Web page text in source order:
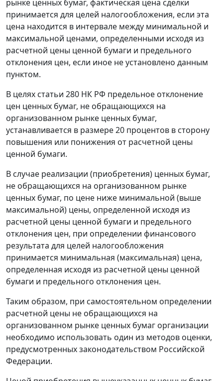
рынке ценных бумаг, фактическая цена сделки
принимается для целей налогообложения, если эта
цена находится в интервале между минимальной и
максимальной ценами, определенными исходя из
расчетной цены ценной бумаги и предельного
отклонения цен, если иное не установлено данным
пунктом.
В целях статьи 280 НК РФ предельное отклонение
цен ценных бумаг, не обращающихся на
организованном рынке ценных бумаг,
устанавливается в размере 20 процентов в сторону
повышения или понижения от расчетной цены
ценной бумаги.
В случае реализации (приобретения) ценных бумаг,
не обращающихся на организованном рынке
ценных бумаг, по цене ниже минимальной (выше
максимальной) цены, определенной исходя из
расчетной цены ценной бумаги и предельного
отклонения цен, при определении финансового
результата для целей налогообложения
принимается минимальная (максимальная) цена,
определенная исходя из расчетной цены ценной
бумаги и предельного отклонения цен.
Таким образом, при самостоятельном определении
расчетной цены не обращающихся на
организованном рынке ценных бумаг организации
необходимо использовать один из методов оценки,
предусмотренных законодательством Российской
Федерации.